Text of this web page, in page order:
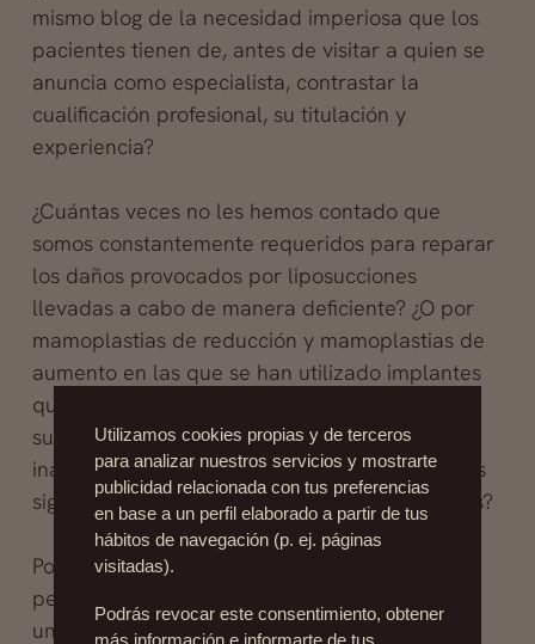
mismo blog de la necesidad imperiosa que los
pacientes tienen de, antes de visitar a quien se
anuncia como especialista, contrastar la
cualificación profesional, su titulación y
experiencia?
¿Cuántas veces no les hemos contado que
somos constantemente requeridos para reparar
los daños provocados por liposucciones
llevadas a cabo de manera deficiente? ¿O por
mamoplastias de reducción y mamoplastias de
aumento en las que se han utilizado implantes
que no reúnen garantías sanitarias? ¿Para
subsanar las terribles consecuencias del uso
inadecuado de biopolímeros, a los que algunos
siguen recurriendo a pesar de estar prohibidos?
Por eso, y aun a costa de que nos tildéis de
pesados, aprovechamos el envío de esa carta,
una necesaria llamada a la responsabilidad,
Utilizamos cookies propias y de terceros
para analizar nuestros servicios y mostrarte
publicidad relacionada con tus preferencias
en base a un perfil elaborado a partir de tus
hábitos de navegación (p. ej. páginas
visitadas).
Podrás revocar este consentimiento, obtener
más información e informarte de tus